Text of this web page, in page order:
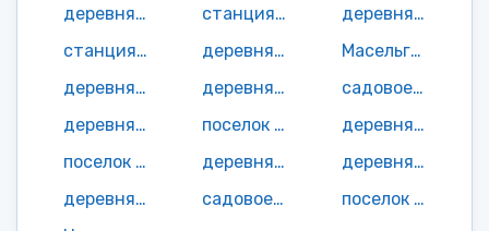
деревня Лумбуши
станция Лумбушозеро
деревня Малая Нива
станция Малыга
деревня Мальково
Масельгская станция
деревня Масельская Гора
деревня Маслозеро
садовое неком-е товарищество Мастерок СОТ
деревня Медведева
поселок ММС
деревня Морковщина
поселок Морская Масельга
деревня Мустова
деревня Мягрозеро
деревня Мяндусельга
садовое неком-е товарищество Надежда СОТ
поселок Немино-3